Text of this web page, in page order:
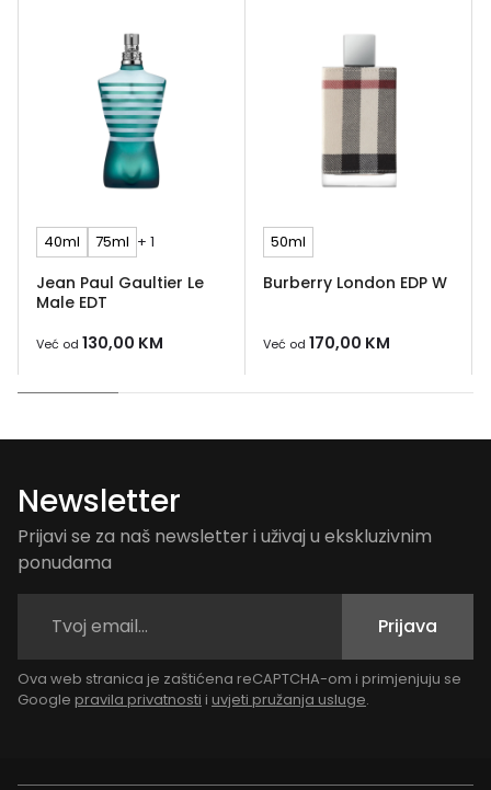
40ml 75ml + 1
Jean Paul Gaultier Le
Male EDT
Već od 130,00 KM
50ml
Burberry London EDP W
Već od 170,00 KM
Newsletter
Prijavi se za naš newsletter i uživaj u ekskluzivnim
ponudama
Prijava
Ova web stranica je zaštićena reCAPTCHA-om i primjenjuju se
Google pravila privatnosti i uvjeti pružanja usluge.